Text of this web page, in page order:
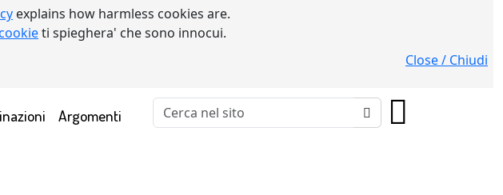
explains how harmless cookies are.
ti spieghera' che sono innocui.
Close / Chiudi
Argomenti